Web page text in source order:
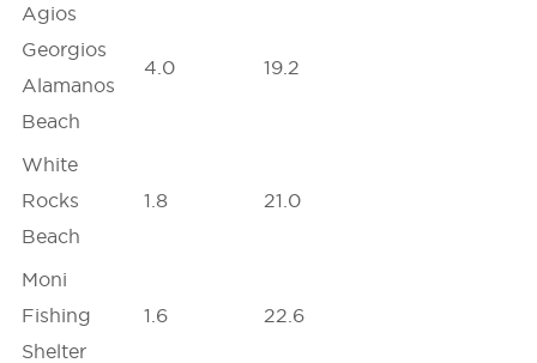
Agios
Georgios
Alamanos
Beach
4.0 19.2
White
Rocks
Beach
1.8 21.0
Moni
Fishing
Shelter
1.6 22.6